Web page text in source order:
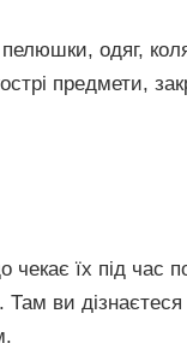
пелюшки, одяг,
предмети,
їх під час
. Там ви дізнаєтеся